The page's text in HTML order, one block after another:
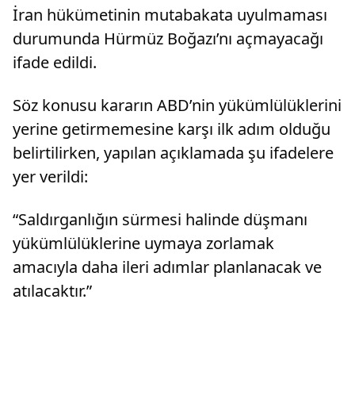
İran hükümetinin mutabakata uyulmaması
durumunda Hürmüz Boğazı’nı açmayacağı
ifade edildi.
Söz konusu kararın ABD’nin yükümlülüklerini
yerine getirmemesine karşı ilk adım olduğu
belirtilirken, yapılan açıklamada şu ifadelere
yer verildi:
“Saldırganlığın sürmesi halinde düşmanı
yükümlülüklerine uymaya zorlamak
amacıyla daha ileri adımlar planlanacak ve
atılacaktır.”